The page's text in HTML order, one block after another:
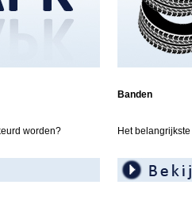
Banden
worden? Het